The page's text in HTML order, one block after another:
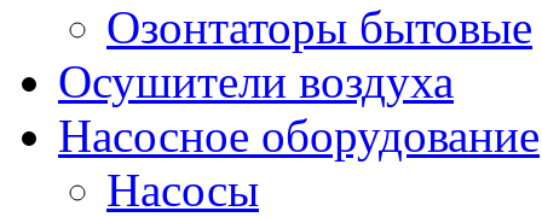
Озонтаторы бытовые
Осушители воздуха
Насосное оборудование
Насосы